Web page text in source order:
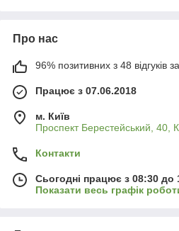
Про нас
96% позитивних з 48 відгуків
Працює з 07.06.2018
м. Київ
Проспект Берестейський, 40,
Контакти
Сьогодні працює з 08:30 до
Показати весь графік